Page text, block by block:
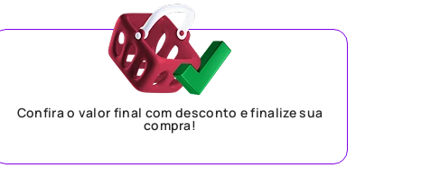
Confira o valor final com desconto e finalize sua
compra!